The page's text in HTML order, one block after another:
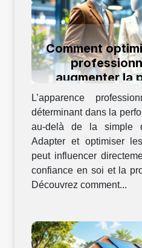
Comment
augmenter la
L’apparence
déterminant dans la
au-delà de la simple
Adapter et optimiser
peut influencer
confiance en soi et la
Découvrez comment...